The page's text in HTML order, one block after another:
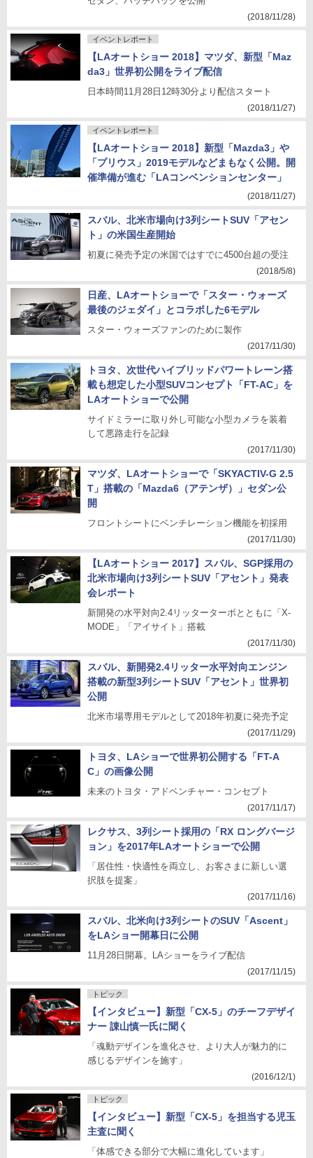
(2018/11/28)
イベントレポート
【LAオートショー 2018】マツダ、新型「Maz
da3」世界初公開をライブ配信
日本時間11月28日12時30分より配信スタート
(2018/11/27)
イベントレポート
【LAオートショー 2018】新型「Mazda3」や
「プリウス」2019モデルなどまもなく公開。開
催準備が進む「LAコンベンションセンター」
(2018/11/27)
スバル、北米市場向け3列シートSUV「アセン
ト」の米国生産開始
初夏に発売予定の米国ではすでに4500台超の受注
(2018/5/8)
日産、LAオートショーで「スター・ウォーズ
最後のジェダイ」とコラボした6モデル
スター・ウォーズファンのために製作
(2017/11/30)
トヨタ、次世代ハイブリッドパワートレーン搭
載も想定した小型SUVコンセプト「FT-AC」を
LAオートショーで公開
サイドミラーに取り外し可能な小型カメラを装着
して悪路走行を記録
(2017/11/30)
マツダ、LAオートショーで「SKYACTIV-G 2.5
T」搭載の「Mazda6（アテンザ）」セダン公
開
フロントシートにベンチレーション機能を初採用
(2017/11/30)
【LAオートショー 2017】スバル、SGP採用の
北米市場向け3列シートSUV「アセント」発表
会レポート
新開発の水平対向2.4リッターターボとともに「X-
MODE」「アイサイト」搭載
(2017/11/30)
スバル、新開発2.4リッター水平対向エンジン
搭載の新型3列シートSUV「アセント」世界初
公開
北米市場専用モデルとして2018年初夏に発売予定
(2017/11/29)
トヨタ、LAショーで世界初公開する「FT-A
C」の画像公開
未来のトヨタ・アドベンチャー・コンセプト
(2017/11/17)
レクサス、3列シート採用の「RX ロングバージ
ョン」を2017年LAオートショーで公開
「居住性・快適性を両立し、お客さまに新しい選
択肢を提案」
(2017/11/16)
スバル、北米向け3列シートのSUV「Ascent」
をLAショー開幕日に公開
11月28日開幕。LAショーをライブ配信
(2017/11/15)
トピック
【インタビュー】新型「CX-5」のチーフデザイ
ナー 諌山慎一氏に聞く
「魂動デザインを進化させ、より大人が魅力的に
感じるデザインを施す」
(2016/12/1)
トピック
【インタビュー】新型「CX-5」を担当する児玉
主査に聞く
「体感できる部分で大幅に進化しています」